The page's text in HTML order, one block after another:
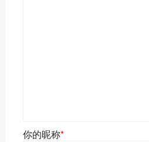
你的昵称*